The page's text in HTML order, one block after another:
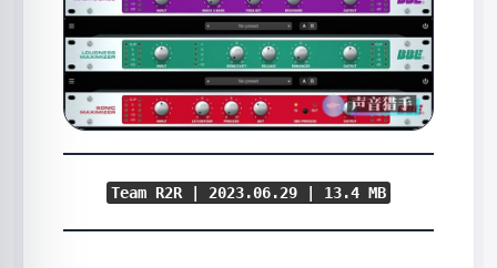
Team R2R | 2023.06.29 | 13.4 MB